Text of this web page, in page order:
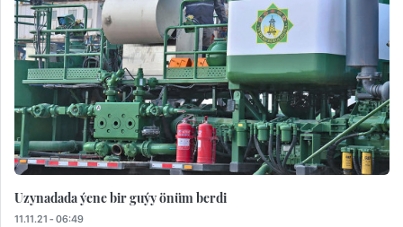
Uzynadada ýene bir guýy önüm berdi
11.11.21 - 06:49